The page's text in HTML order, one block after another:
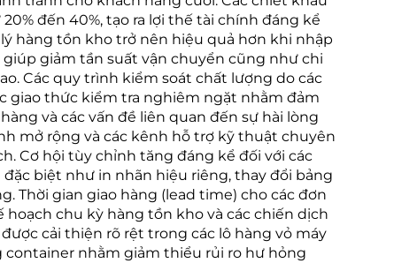
đến 40%, tạo ra lợi thế tài chính đáng kể
hàng tồn kho trở nên hiệu quả hơn khi nhập
giảm tần suất vận chuyển cũng như chi
Các quy trình kiểm soát chất lượng do các
giao thức kiểm tra nghiêm ngặt nhằm đảm
và các vấn đề liên quan đến sự hài lòng
mở rộng và các kênh hỗ trợ kỹ thuật chuyên
Cơ hội tùy chỉnh tăng đáng kể đối với các
biệt như in nhãn hiệu riêng, thay đổi bảng
Thời gian giao hàng (lead time) cho các đơn
chu kỳ hàng tồn kho và các chiến dịch
cải thiện rõ rệt trong các lô hàng vỏ máy
nhằm giảm thiểu rủi ro hư hỏng